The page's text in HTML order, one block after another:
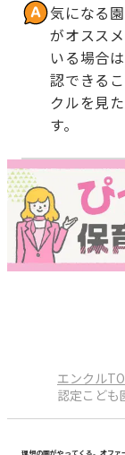
気になる
がオスス
いる場合
認できる
クルを見
す。
エンクル
認定こども
理想の園がやってくる。オファ